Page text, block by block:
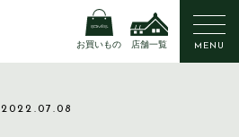
お買いもの 店舗一覧 MENU
2022.07.08